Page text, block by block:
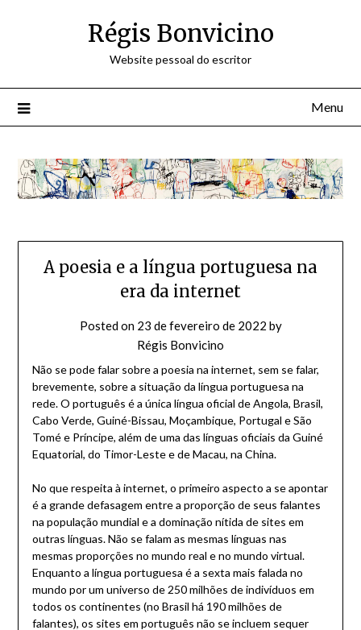
Régis Bonvicino
Website pessoal do escritor
Menu
A poesia e a língua portuguesa na
era da internet
Posted on 23 de fevereiro de 2022 by
Régis Bonvicino
Não se pode falar sobre a poesia na internet, sem se falar,
brevemente, sobre a situação da língua portuguesa na
rede. O português é a única língua oficial de Angola, Brasil,
Cabo Verde, Guiné-Bissau, Moçambique, Portugal e São
Tomé e Príncipe, além de uma das línguas oficiais da Guiné
Equatorial, do Timor-Leste e de Macau, na China.
No que respeita à internet, o primeiro aspecto a se apontar
é a grande defasagem entre a proporção de seus falantes
na população mundial e a dominação nítida de sites em
outras línguas. Não se falam as mesmas línguas nas
mesmas proporções no mundo real e no mundo virtual.
Enquanto a língua portuguesa é a sexta mais falada no
mundo por um universo de 250 milhões de indivíduos em
todos os continentes (no Brasil há 190 milhões de
falantes), os sites em português não se incluem sequer